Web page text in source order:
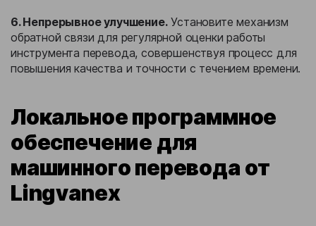
6. Непрерывное улучшение.Установите механизм
обратной связи для регулярной оценки работы
инструмента перевода, совершенствуя процесс для
повышения качества и точности с течением времени.
Локальное программное
обеспечение для
машинного перевода от
Lingvanex